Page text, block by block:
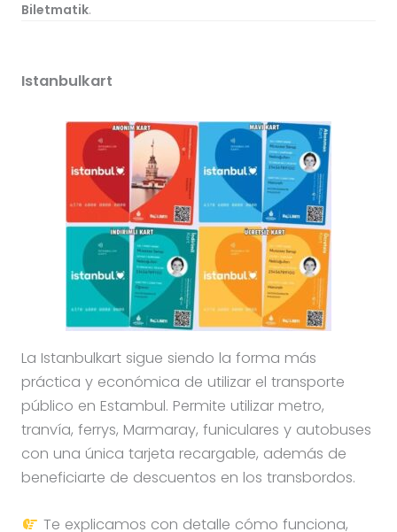
Biletmatik.
Istanbulkart
La Istanbulkart sigue siendo la forma más
práctica y económica de utilizar el transporte
público en Estambul. Permite utilizar metro,
tranvía, ferrys, Marmaray, funiculares y autobuses
con una única tarjeta recargable, además de
beneficiarte de descuentos en los transbordos.
Te explicamos con detalle cómo funciona,